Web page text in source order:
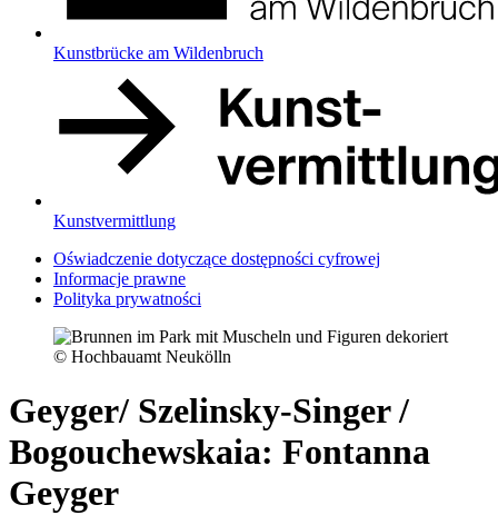
Kunstbrücke am Wildenbruch
Kunstvermittlung
Oświadczenie dotyczące dostępności cyfrowej
Informacje prawne
Polityka prywatności
© Hochbauamt Neukölln
Geyger/ Szelinsky-Singer /
Bogouchewskaia: Fontanna
Geyger